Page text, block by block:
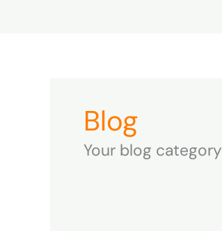
Blog
Your blog category